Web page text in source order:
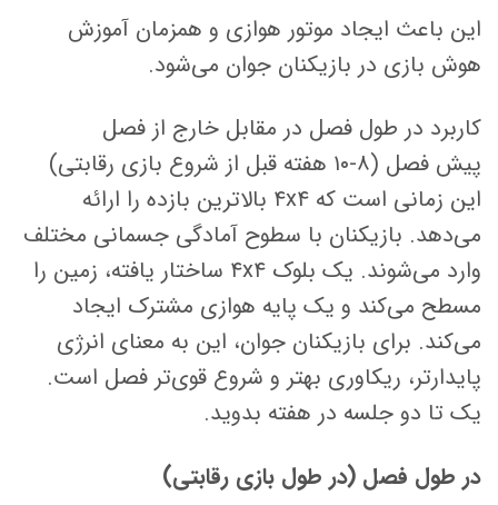
این باعث ایجاد موتور هوازی و همزمان آموزش
هوش بازی در بازیکنان جوان می‌شود.
کاربرد در طول فصل در مقابل خارج از فصل
پیش فصل (۸-۱۰ هفته قبل از شروع بازی رقابتی)
این زمانی است که ۴x۴ بالاترین بازده را ارائه
می‌دهد. بازیکنان با سطوح آمادگی جسمانی مختلف
وارد می‌شوند. یک بلوک ۴x۴ ساختار یافته، زمین را
مسطح می‌کند و یک پایه هوازی مشترک ایجاد
می‌کند. برای بازیکنان جوان، این به معنای انرژی
پایدارتر، ریکاوری بهتر و شروع قوی‌تر فصل است.
یک تا دو جلسه در هفته بدوید.
در طول فصل (در طول بازی رقابتی)